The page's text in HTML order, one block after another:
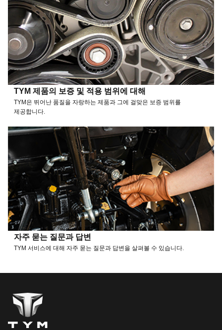
TYM 제품의 보증 및 적용 범위에 대해
TYM은 뛰어난 품질을 자랑하는 제품과 그에 걸맞은 보증 범위를
제공합니다.
자주 묻는 질문과 답변
TYM 서비스에 대해 자주 묻는 질문과 답변을 살펴볼 수 있습니다.